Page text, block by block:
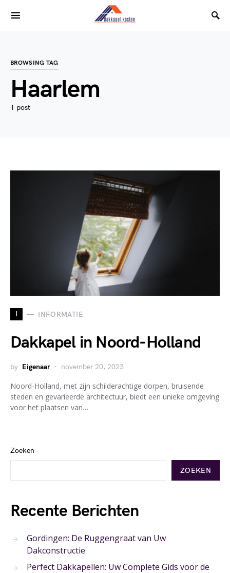
BROWSING TAG
Haarlem
1 post
I INFORMATIE
Dakkapel in Noord-Holland
by Eigenaar november 20, 2023
Noord-Holland, met zijn schilderachtige dorpen, bruisende
steden en gevarieerde architectuur, biedt een unieke omgeving
voor het plaatsen van…
Zoeken
ZOEKEN
Recente Berichten
Gordingen: De Ruggengraat van Uw
Dakconstructie
Perfect Dakkapellen: Uw Complete Gids voor de